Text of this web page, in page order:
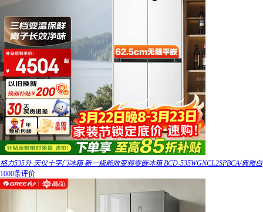
格力535升 天仪十字门冰箱 新一级能效变频零嵌冰箱 BCD-535WGNCL2SPBCA/典雅白
1000条评价